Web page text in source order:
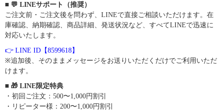
■ 💬 LINEサポート（推奨）
ご注文前・ご注文後を問わず、LINEで直接ご相談いただけます。在
庫確認、納期確認、商品詳細、発送状況など、すべてLINEで迅速に
対応いたします。
👉 LINE ID【8599618】
※追加後、そのままメッセージをお送りいただくだけでご利用いただ
けます。
■ 🎁 LINE限定特典
・初回ご注文：500〜1,000円割引
・リピーター様：200〜1,000円割引